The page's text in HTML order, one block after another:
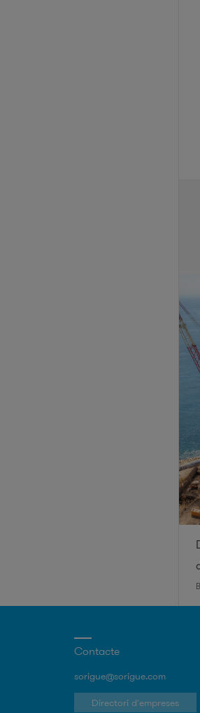
Contacte
sorigue@sorigue.com
Directori d'empreses